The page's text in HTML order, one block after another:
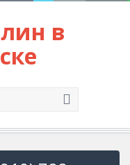
в